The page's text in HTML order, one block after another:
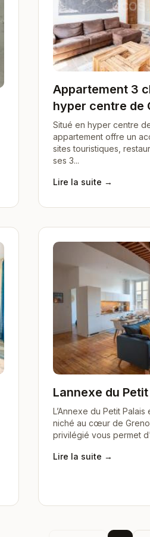
Appartement 3
hyper centre de
Situé en hyper centre
appartement offre un
sites touristiques,
ses 3...
Lire la suite →
Lannexe du
L’Annexe du Petit
niché au cœur de
privilégié vous permet
Lire la suite →